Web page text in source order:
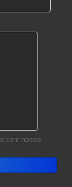
com nossa